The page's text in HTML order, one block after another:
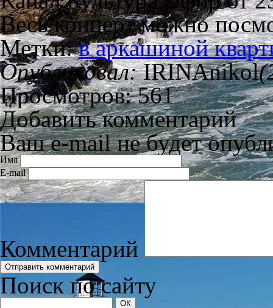
Весь концерт можно
Метки:в аркашиной
Опубликовал:IRINAnikol
Просмотров: 561
Добавить комментарий
Ваш e-mail не будет
Имя
E-mail
Комментарий
Поиск по сайту